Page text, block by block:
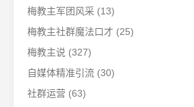
梅教主军团风采 (13)
梅教主社群魔法口才 (25)
梅教主说 (327)
自媒体精准引流 (30)
社群运营 (63)